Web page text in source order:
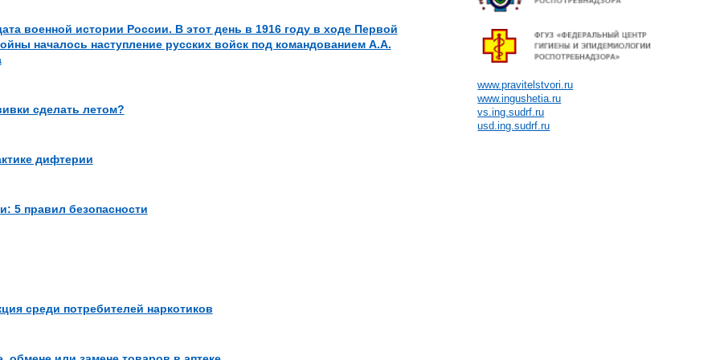
военной истории России. В этот день в 1916 году в ходе Первой
началось наступление русских войск под командованием А.А.
сделать летом?
дифтерии
5 правил безопасности
среди потребителей наркотиков
www.pravitelstvori.ru
www.ingushetia.ru
vs.ing.sudrf.ru
usd.ing.sudrf.ru